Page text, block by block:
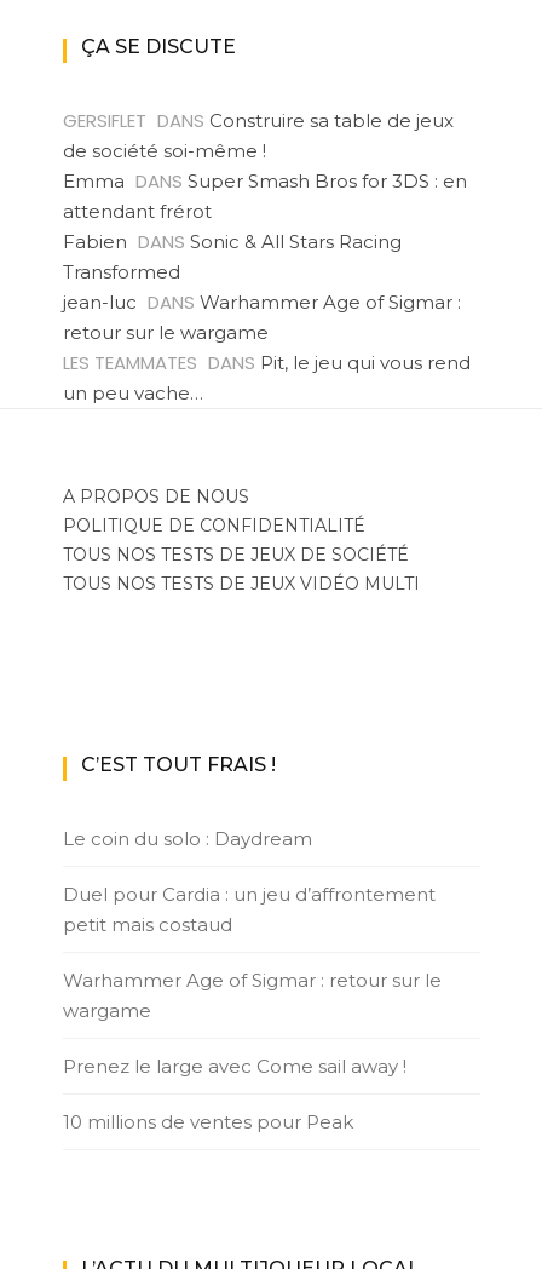
ÇA SE DISCUTE
GERSIFLET DANS Construire sa table de jeux
de société soi-même !
Emma DANS Super Smash Bros for 3DS : en
attendant frérot
Fabien DANS Sonic & All Stars Racing
Transformed
jean-luc DANS Warhammer Age of Sigmar :
retour sur le wargame
LES TEAMMATES DANS Pit, le jeu qui vous rend
un peu vache…
A PROPOS DE NOUS
POLITIQUE DE CONFIDENTIALITÉ
TOUS NOS TESTS DE JEUX DE SOCIÉTÉ
TOUS NOS TESTS DE JEUX VIDÉO MULTI
C’EST TOUT FRAIS !
Le coin du solo : Daydream
Duel pour Cardia : un jeu d’affrontement
petit mais costaud
Warhammer Age of Sigmar : retour sur le
wargame
Prenez le large avec Come sail away !
10 millions de ventes pour Peak